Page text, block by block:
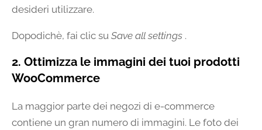
desideri utilizzare.
Dopodichè, fai clic su Save all settings .
2. Ottimizza le immagini dei tuoi prodotti
WooCommerce
La maggior parte dei negozi di e-commerce
contiene un gran numero di immagini. Le foto dei